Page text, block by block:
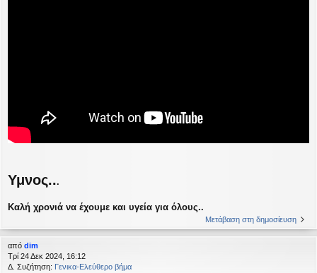
Υμνος...
Καλή χρονιά να έχουμε και υγεία για όλους..
Μετάβαση στη δημοσίευση
από dim
Τρί 24 Δεκ 2024, 16:12
Δ. Συζήτηση: Γενικα-Ελεύθερο βήμα